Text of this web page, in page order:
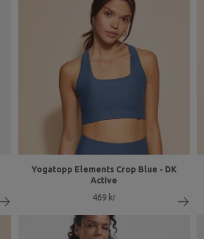
Yogatopp Elements Crop Blue - DK
Active
469 kr